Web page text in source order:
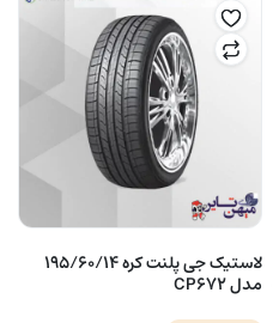
لاستیک جی پلنت کره 195/60/14
مدل CP672